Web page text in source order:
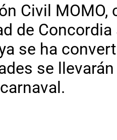
Civil
de
se ha
se